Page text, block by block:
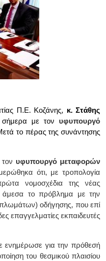
Π.Ε. Κοζάνης, κ. Στάθης
σήμερα με τον υφυπουργό
το πέρας της συνάντησης
υφυπουργό μεταφορών
ότι, με τροπολογία
νομοσχέδια της νέας
άμεσα το πρόβλημα με την
οδήγησης, που επί
επαγγελματίες εκπαιδευτές
ενημέρωσε για την πρόθεσή
του θεσμικού πλαισίου